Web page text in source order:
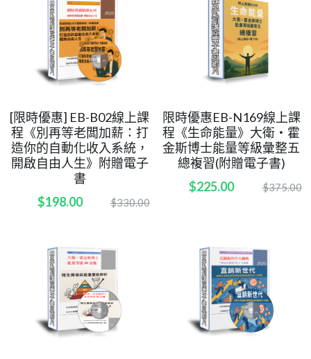
[限時優惠] EB-B02線上課
程《別再等老闆加薪：打
造你的自動化收入系統，
開啟自由人生》附贈電子
書
$198.00
$330.00
限時優惠EB-N169線上課
程《生命能量》大衛・霍
金斯博士能量等級彙整五
總複習(附贈電子書)
$225.00
$375.00